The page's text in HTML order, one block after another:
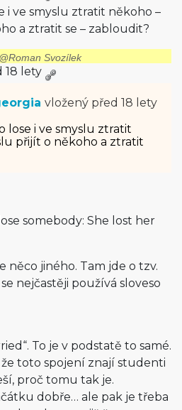
i ve smyslu ztratit někoho –
a ztratit se – zabloudit?
@Roman Svozílek
18 lety
vložený před 18 lety
lose i ve smyslu ztratit
přijít o někoho a ztratit
somebody: She lost her
něco jiného. Tam jde o tzv.
nejčastěji používá sloveso
To je v podstatě to samé.
toto spojení znají studenti
proč tomu tak je.
dobře… ale pak je třeba